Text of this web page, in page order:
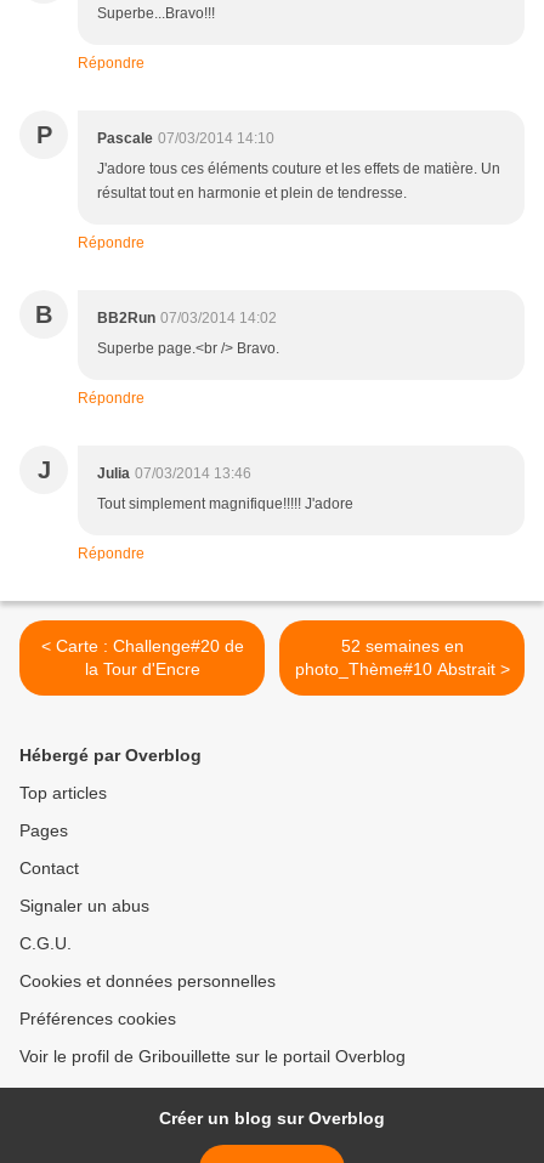
Superbe...Bravo!!!
Répondre
P Pascale 07/03/2014 14:10
J'adore tous ces éléments couture et les effets de matière. Un
résultat tout en harmonie et plein de tendresse.
Répondre
B BB2Run 07/03/2014 14:02
Superbe page.<br /> Bravo.
Répondre
J Julia 07/03/2014 13:46
Tout simplement magnifique!!!!! J'adore
Répondre
< Carte : Challenge#20 de
la Tour d'Encre
52 semaines en
photo_Thème#10 Abstrait >
Hébergé par Overblog
Top articles
Pages
Contact
Signaler un abus
C.G.U.
Cookies et données personnelles
Préférences cookies
Voir le profil de Gribouillette sur le portail Overblog
Créer un blog sur Overblog